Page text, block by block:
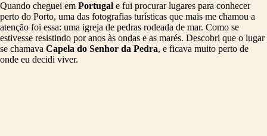
Quando cheguei em Portugal e fui procurar lugares para conhecer
perto do Porto, uma das fotografias turísticas que mais me chamou a
atenção foi essa: uma igreja de pedras rodeada de mar. Como se
estivesse resistindo por anos às ondas e as marés. Descobri que o lugar
se chamava Capela do Senhor da Pedra, e ficava muito perto de
onde eu decidi viver.